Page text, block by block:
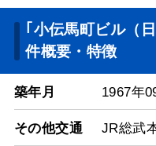
｢小伝馬町ビル（
件概要・特徴
築年月 1967年
その他交通 JR総武